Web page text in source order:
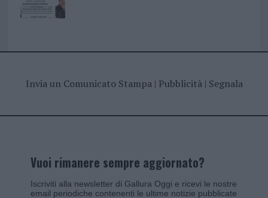
Invia un Comunicato Stampa| Pubblicità| Segnala
Vuoi rimanere sempre aggiornato?
Iscriviti alla newsletter di Gallura Oggi e ricevi le nostre
email periodiche contenenti le ultime notizie pubblicate